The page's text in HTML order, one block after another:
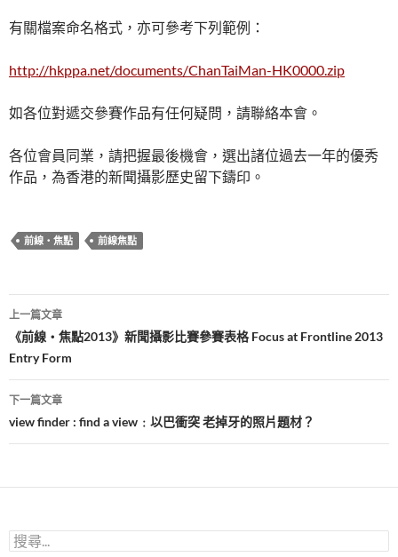
有關檔案命名格式，亦可參考下列範例：
http://hkppa.net/documents/ChanTaiMan-HK0000.zip
如各位對遞交參賽作品有任何疑問，請聯絡本會。
各位會員同業，請把握最後機會，選出諸位過去一年的優秀
作品，為香港的新聞攝影歷史留下鑄印。
前線‧焦點 前線焦點
文
章
導
覽
上一篇文章
《前線‧焦點2013》新聞攝影比賽參賽表格 Focus at Frontline 2013
Entry Form
下一篇文章
view finder : find a view﹕以巴衝突 老掉牙的照片題材？
搜
尋